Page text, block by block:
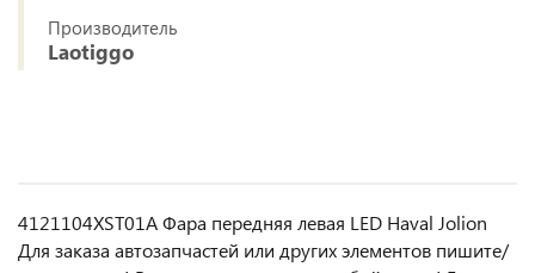
Производитель
Laotiggo
4121104XST01A Фара передняя левая LED Haval Jolion
Для заказа автозапчастей или другиx элемeнтов пишите/